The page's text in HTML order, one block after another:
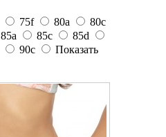
75f 80a
80c
85a 85c
85d
90c
Показать